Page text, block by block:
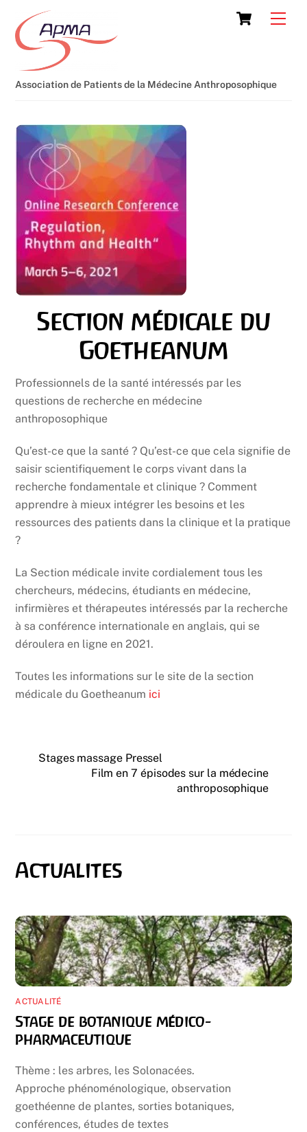
content
Cart
Association de Patients de la Médecine Anthroposophique
Section médicale du
Goetheanum
Professionnels de la santé intéressés par les
questions de recherche en médecine
anthroposophique
Qu’est-ce que la santé ? Qu’est-ce que cela signifie de
saisir scientifiquement le corps vivant dans la
recherche fondamentale et clinique ? Comment
apprendre à mieux intégrer les besoins et les
ressources des patients dans la clinique et la pratique
?
La Section médicale invite cordialement tous les
chercheurs, médecins, étudiants en médecine,
infirmières et thérapeutes intéressés par la recherche
à sa conférence internationale en anglais, qui se
déroulera en ligne en 2021.
Toutes les informations sur le site de la section
médicale du Goetheanum ici
Stages massage Pressel
Film en 7 épisodes sur la médecine
anthroposophique
ACTUALITÉ
Stage de botanique médico-
pharmaceutique
Thème : les arbres, les Solonacées.
Approche phénoménologique, observation
goethéenne de plantes, sorties botaniques,
conférences, études de textes